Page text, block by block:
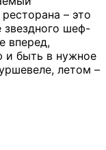
– это
звездного шеф-
вперед,
и быть в нужное
летом –